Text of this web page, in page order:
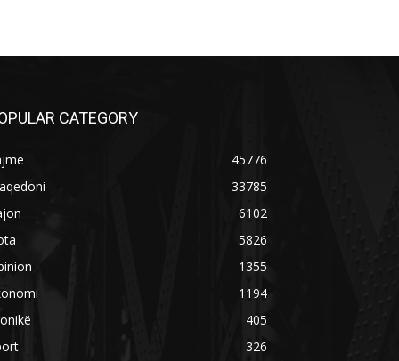
CATEGORY
45776
33785
6102
5826
1355
1194
405
326